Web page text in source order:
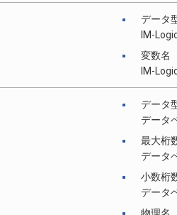
データ
IM-
変数名
IM-
データ
データ
最大桁
データ
小数桁
データ